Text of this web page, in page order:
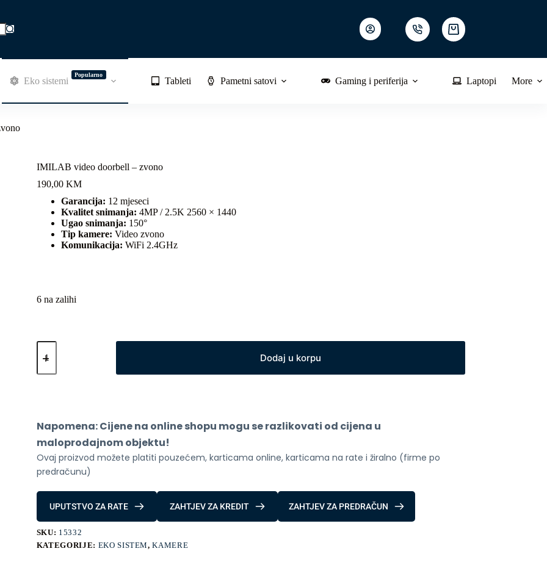
Shopping
cart
Eko sistemi
Popularno
Tableti Pametni satovi Gaming i periferija Laptopi More
IMILAB video doorbell – zvono
190,00 KM
Garancija: 12 mjeseci
Kvalitet snimanja: 4MP / 2.5K 2560 × 1440
Ugao snimanja: 150°
Tip kamere: Video zvono
Komunikacija: WiFi 2.4GHz
6 na zalihi
IMILAB
video
-
Dodaj u korpu
Napomena: Cijene na online shopu mogu se razlikovati od cijena u
maloprodajnom objektu!
Ovaj proizvod možete platiti pouzećem, karticama online, karticama na rate i žiralno (firme po
predračunu)
UPUTSTVO ZA RATE ZAHTJEV ZA KREDIT ZAHTJEV ZA PREDRAČUN
SKU: 15332
KATEGORIJE: EKO SISTEM,KAMERE